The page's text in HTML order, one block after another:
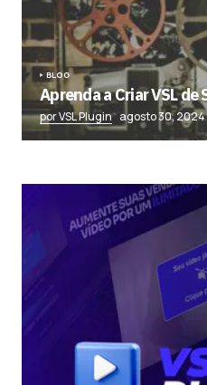
BLOG
Aprenda a Criar VSL de
por VSL Plugin agosto 30, 2024